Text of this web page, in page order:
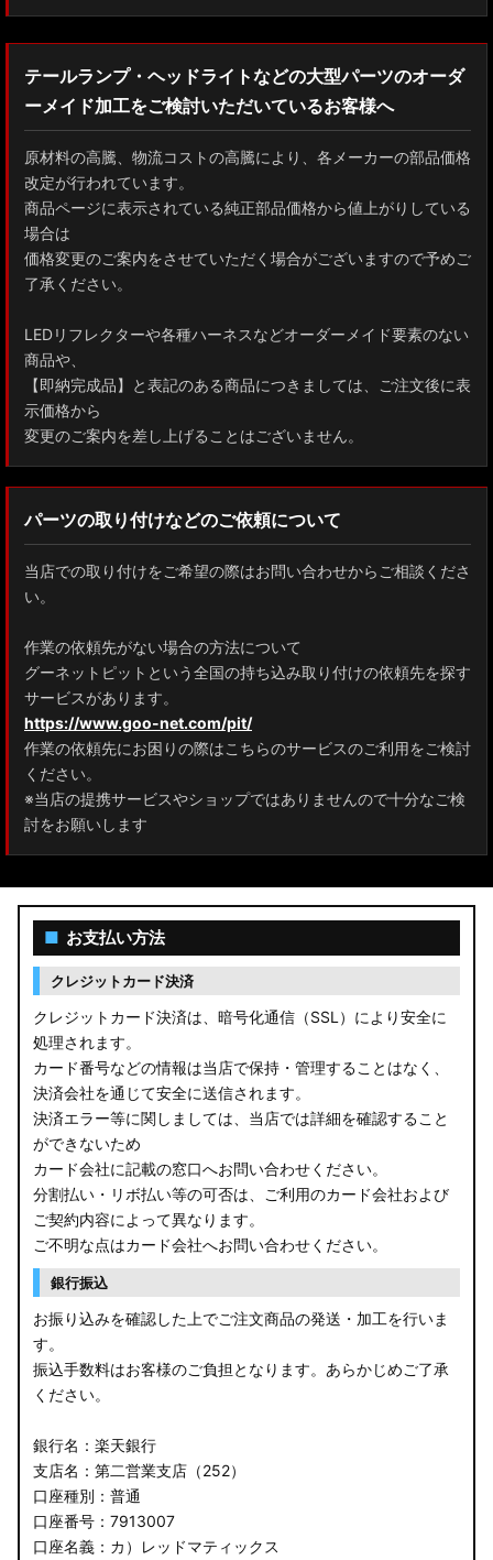
GXPA16 MXPA12 GRヤリス
MXPH10/MXPA10/MXBA10/KSP210 ヤリス
MXPJ10/15 MXPB10/15 ヤリスクロス
ZYX10 NGX50 C-HR
AAHH40W/AAHH45W/TAHA40W ヴェルファイア
AAHH40W/AAHH45W/AGH40W アルファード
AYH30/GGH30/35/AGH30/35 ヴェルファイア
AYH30/GGH30/35/AGH30/35 アルファード
ACR50 エスティマ
ZWR90W/ZWR95W/MZRA90W/MZRA95W ノア/ヴォクシー
ZRR80 ノア/ヴォクシー
NHP17/NSP17NCP17 シエンタ
M900A/M910A ルーミー
A200A/A210A ライズ
E52 エルグランド
T32 エクストレイル
C28 セレナ
B21A デイズルークス
E13 ノート
E12 ノート
B44A/B45A B47A/B48A ルークス ハイウェイスター
JF3/4 N-BOX カスタム
JH3/4 N-WGN
JH1/2 N-WGN
RT5/6 RW1/2 CR-V
RU3/4 ヴェゼル
JW5 S660
テールランプ・ヘッドライトなどの大型パーツのオーダ
ーメイド加工をご検討いただいているお客様へ
原材料の高騰、物流コストの高騰により、各メーカーの部品価格
改定が行われています。
商品ページに表示されている純正部品価格から値上がりしている
場合は
価格変更のご案内をさせていただく場合がございますので予めご
了承ください。
LEDリフレクターや各種ハーネスなどオーダーメイド要素のない
商品や、
【即納完成品】と表記のある商品につきましては、ご注文後に表
示価格から
変更のご案内を差し上げることはございません。
パーツの取り付けなどのご依頼について
当店での取り付けをご希望の際はお問い合わせからご相談くださ
い。
作業の依頼先がない場合の方法について
グーネットピットという全国の持ち込み取り付けの依頼先を探す
サービスがあります。
https://www.goo-net.com/pit/
作業の依頼先にお困りの際はこちらのサービスのご利用をご検討
ください。
※当店の提携サービスやショップではありませんので十分なご検
討をお願いします
■ お支払い方法
クレジットカード決済
クレジットカード決済は、暗号化通信（SSL）により安全に
処理されます。
カード番号などの情報は当店で保持・管理することはなく、
決済会社を通じて安全に送信されます。
決済エラー等に関しましては、当店では詳細を確認すること
ができないため
カード会社に記載の窓口へお問い合わせください。
分割払い・リボ払い等の可否は、ご利用のカード会社および
ご契約内容によって異なります。
ご不明な点はカード会社へお問い合わせください。
銀行振込
お振り込みを確認した上でご注文商品の発送・加工を行いま
す。
振込手数料はお客様のご負担となります。あらかじめご了承
ください。
銀行名：楽天銀行
支店名：第二営業支店（252）
口座種別：普通
口座番号：7913007
口座名義：カ）レッドマティックス